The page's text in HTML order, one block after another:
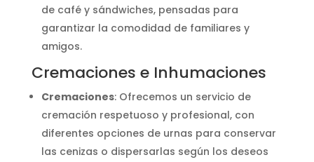
de café y sándwiches, pensadas para
garantizar la comodidad de familiares y
amigos.
Cremaciones e Inhumaciones
Cremaciones: Ofrecemos un servicio de
cremación respetuoso y profesional, con
diferentes opciones de urnas para conservar
las cenizas o dispersarlas según los deseos